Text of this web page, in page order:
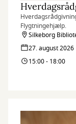
Flygtningehjælp.
Silkeborg
27. august 2026
15:00 - 18:00